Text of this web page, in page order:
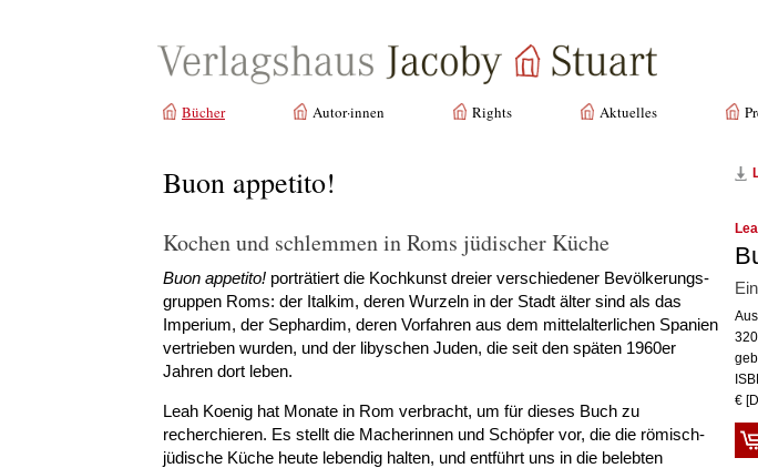
Bücher Autor·innen Rights Aktuelles
Buon appetito!
Kochen und schlemmen in Roms jüdischer Küche
Buon appetito! porträtiert die Kochkunst dreier verschie­dener Bevölkerungs­
gruppen Roms: der Italkim, deren Wurzeln in der Stadt älter sind als das
Imperium, der Sephardim, deren Vorfahren aus dem mittelalterlichen Spanien
vertrieben wur­den, und der libyschen Juden, die seit den späten 1960er
Jahren dort leben.
Leah Koenig hat Monate in Rom verbracht, um für dieses Buch zu
recherchieren. Es stellt die Macherinnen und Schöpfer vor, die die römisch-
jüdische Küche heute lebendig halten, und entführt uns in die belebten
€